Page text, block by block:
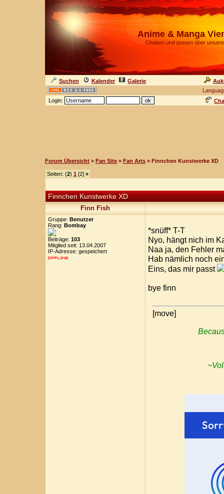
Anime & Manga
Chatten und posten über
Suchen Kalender Galerie
Login:
Forum Übersicht » Fan Site » Fan Arts » Finnchen Kunstwerke XD
Seiten: (2) 1 [2] »
Finnchen Kunstwerke XD
Finn Fish
Gruppe: Benutzer
Rang: Bombay
Beiträge: 103
Mitglied seit: 13.04.2007
IP-Adresse: gespeichert
*snüff* T-T
Nyo, hängt nich im
Naa ja, den Fehler
Hab nämlich noch
Eins, das mir passt
bye finn
[move]